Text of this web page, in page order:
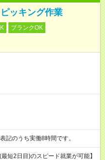
ッキング作業
ブランクOK
17:00 9:00～18:00 ※表記のうち実働8時間です。
短2日目)のスピード就業が可能】